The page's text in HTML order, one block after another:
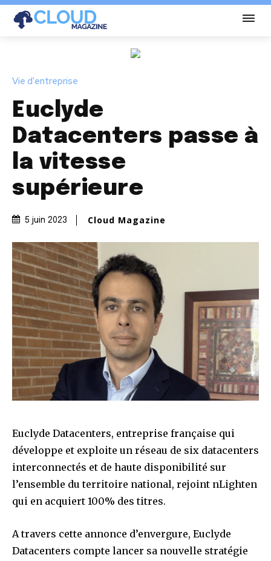
Vie d'entreprise
Euclyde
Datacenters passe à
la vitesse
supérieure
5 juin 2023 Cloud Magazine
Euclyde Datacenters, entreprise française qui
développe et exploite un réseau de six datacenters
interconnectés et de haute disponibilité sur
l’ensemble du territoire national, rejoint nLighten
qui en acquiert 100% des titres.
A travers cette annonce d’envergure, Euclyde
Datacenters compte lancer sa nouvelle stratégie